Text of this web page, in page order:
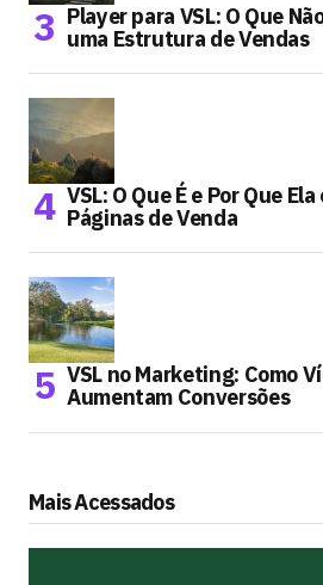
Player para VSL: O Que
uma Estrutura de Vendas
VSL: O Que É e Por Que
Páginas de Venda
VSL no Marketing: Como
Aumentam Conversões
Mais Acessados